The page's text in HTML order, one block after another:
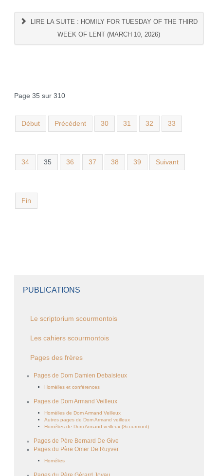
LIRE LA SUITE : HOMILY FOR TUESDAY OF THE THIRD
WEEK OF LENT (MARCH 10, 2026)
Page 35 sur 310
Début Précédent 30 31 32 33
34 35 36 37 38 39 Suivant
Fin
PUBLICATIONS
Le scriptorium scourmontois
Les cahiers scourmontois
Pages des frères
Pages de Dom Damien Debaisieux
Homélies et conférences
Pages de Dom Armand Veilleux
Homélies de Dom Armand Veilleux
Autres pages de Dom Armand veilleux
Homélies de Dom Armand veilleux (Scourmont)
Pages de Père Bernard De Give
Pages du Père Omer De Ruyver
Homélies